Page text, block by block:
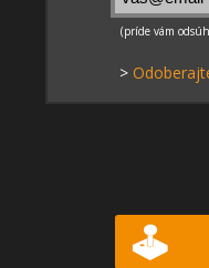
>